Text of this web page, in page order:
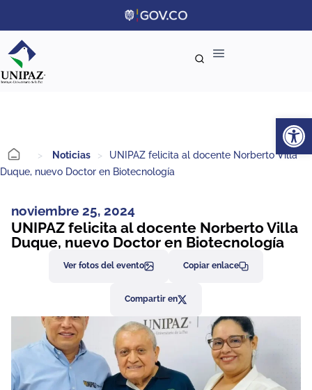
> Noticias >
UNIPAZ felicita al docente Norberto Villa
Duque, nuevo Doctor en Biotecnología
noviembre 25, 2024
UNIPAZ felicita al docente Norberto Villa
Duque, nuevo Doctor en Biotecnología
Ver fotos del evento Copiar enlace
Compartir en